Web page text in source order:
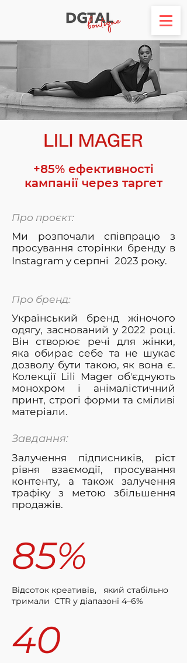
+85% ефективності
кампанії через таргет
Про проєкт:
Ми розпочали співпрацю з
просування сторінки бренду в
Instagram у серпні 2023 року.
Про бренд:
Український бренд жіночого
одягу, заснований у 2022 році.
Він створює речі для жінки,
яка обирає себе та не шукає
дозволу бути такою, як вона є.
Колекції Lili Mager обʼєднують
монохром і анімалістичний
принт, строгі форми та сміливі
матеріали.
Завдання:
Залучення підписників, ріст
рівня взаємодії, просування
контенту, а також залучення
трафіку з метою збільшення
продажів.
85%
Відсоток креативів, який стабільно
тримали CTR у діапазоні 4–6%
40